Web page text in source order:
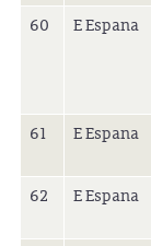
60 E Espana
61 E Espana
62
E Espana